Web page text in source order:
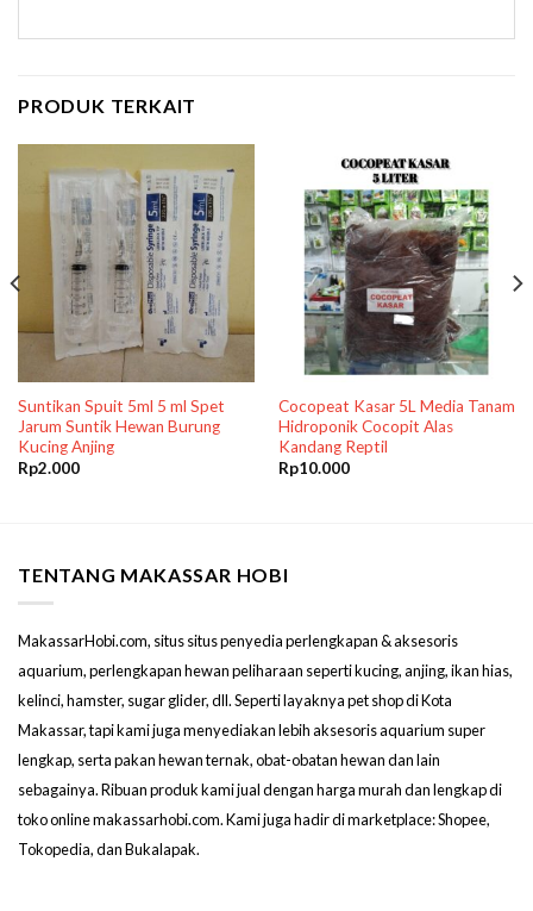
PRODUK TERKAIT
Suntikan Spuit 5ml 5 ml Spet
Jarum Suntik Hewan Burung
Kucing Anjing
Rp2.000
Cocopeat Kasar 5L Media Tanam
Hidroponik Cocopit Alas
Kandang Reptil
Rp10.000
TENTANG MAKASSAR HOBI
MakassarHobi.com, situs situs penyedia perlengkapan & aksesoris
aquarium, perlengkapan hewan peliharaan seperti kucing, anjing, ikan hias,
kelinci, hamster, sugar glider, dll. Seperti layaknya pet shop di Kota
Makassar, tapi kami juga menyediakan lebih aksesoris aquarium super
lengkap, serta pakan hewan ternak, obat-obatan hewan dan lain
sebagainya. Ribuan produk kami jual dengan harga murah dan lengkap di
toko online makassarhobi.com. Kami juga hadir di marketplace: Shopee,
Tokopedia, dan Bukalapak.